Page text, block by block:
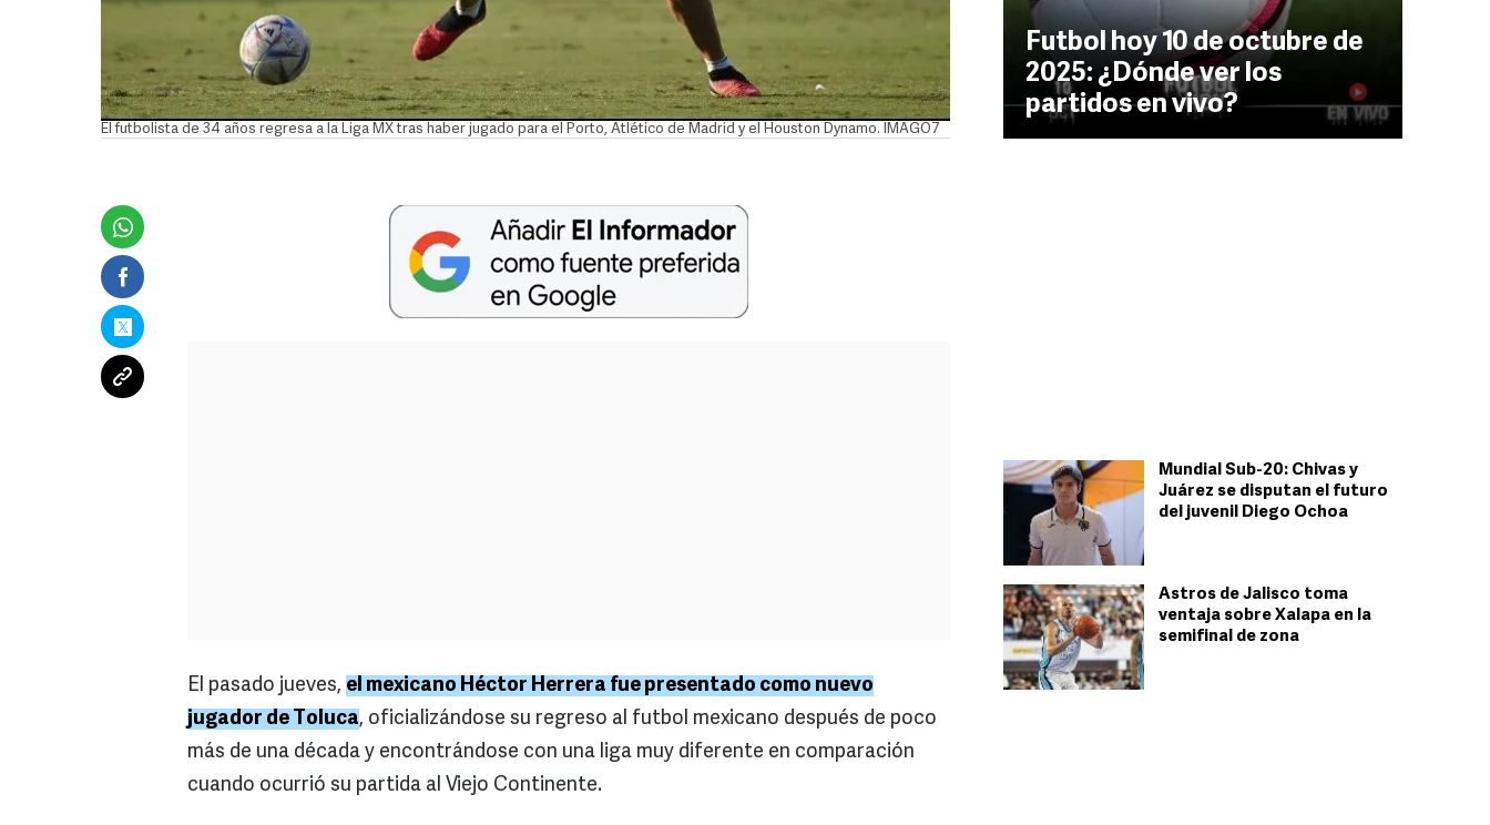
Futbol hoy 10 de octubre de
2025: ¿Dónde ver los
partidos en vivo?
Mundial Sub-20: Chivas y
Juárez se disputan el futuro
del juvenil Diego Ochoa
Astros de Jalisco toma
ventaja sobre Xalapa en la
semifinal de zona
El futbolista de 34 años regresa a la Liga MX tras haber jugado para el Porto, Atlético de Madrid y el Houston Dynamo. IMAGO7
El pasado jueves, el mexicano Héctor Herrera fue presentado como nuevo
jugador de Toluca, oficializándose su regreso al futbol mexicano después de poco
más de una década y encontrándose con una liga muy diferente en comparación
cuando ocurrió su partida al Viejo Continente.